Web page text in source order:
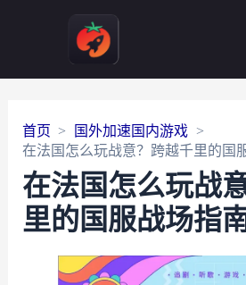
首页
国外加速国内游戏
在法国怎么玩战意？跨越千里的国
在法国怎么玩战
里的国服战场指